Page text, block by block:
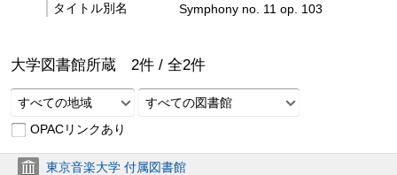
タイトル別名
Symphony no. 11 op. 103
大学図書館所蔵 2件 / 全2件
すべての地域
すべての図書館
OPACリンクあり
東京音楽大学 付属図書館